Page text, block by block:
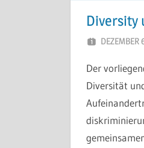
Diversity
DEZEMBER
Der
Diversität